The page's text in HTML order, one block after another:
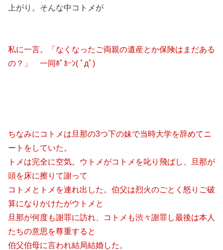
上がり。そんな中コトメが
私に一言。「なくなったご両親の遺産とか保険はまだある
の？」 一同ﾎﾟｶｰﾝ( ﾟдﾟ)
ちなみにコトメは旦那の3つ下の妹で当時大学を辞めてニ
ートをしていた。
トメは完全に空気。ウトメがコトメを叱り飛ばし、旦那が
頭を床に擦りて謝って
コトメとトメを連れ出した。伯父は烈火のごとく怒りご破
算になりかけたがウトメと
旦那が何度も謝罪に訪れ、コトメも渋々謝罪し最後は本人
たちの意思を尊重すると
伯父伯母に言われ結局結婚した。